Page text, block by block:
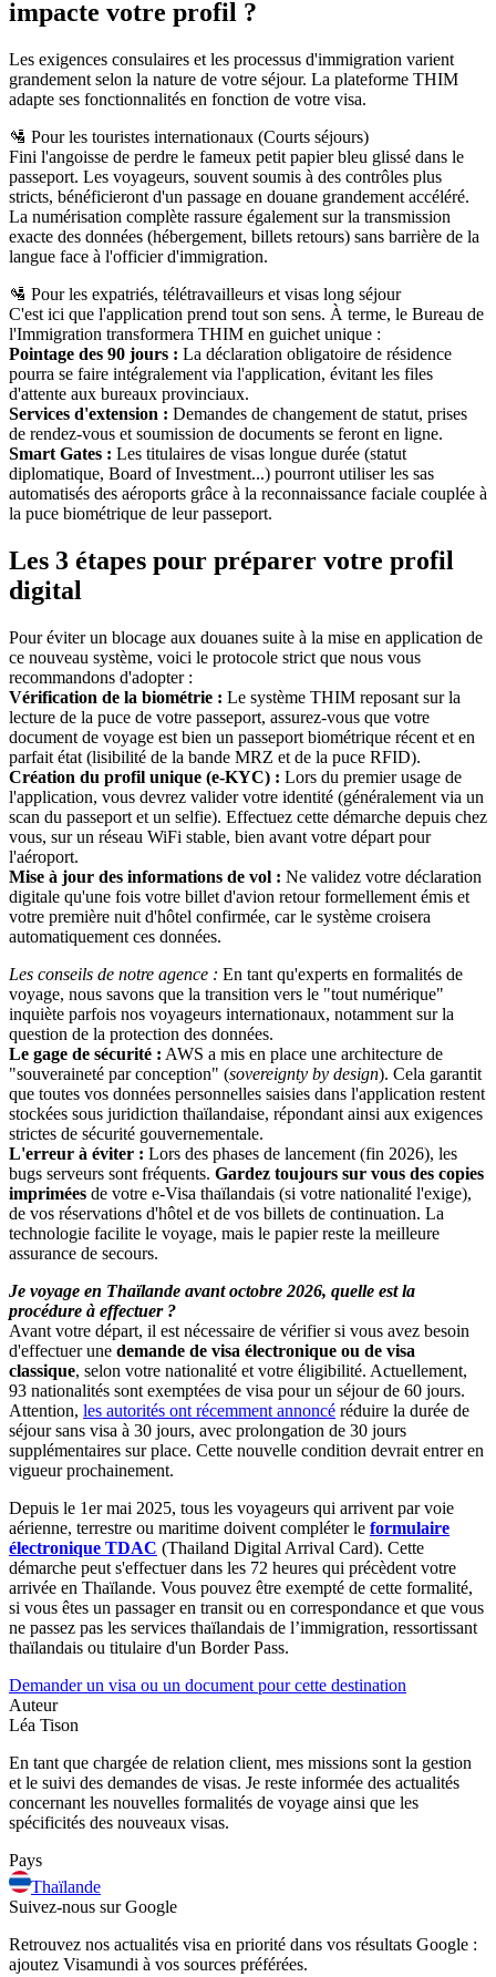
impacte votre profil ?
Les exigences consulaires et les processus d'immigration varient
grandement selon la nature de votre séjour. La plateforme THIM
adapte ses fonctionnalités en fonction de votre visa.
🛂 Pour les touristes internationaux (Courts séjours)
Fini l'angoisse de perdre le fameux petit papier bleu glissé dans le
passeport. Les voyageurs, souvent soumis à des contrôles plus
stricts, bénéficieront d'un passage en douane grandement accéléré.
La numérisation complète rassure également sur la transmission
exacte des données (hébergement, billets retours) sans barrière de la
langue face à l'officier d'immigration.
🛂 Pour les expatriés, télétravailleurs et visas long séjour
C'est ici que l'application prend tout son sens. À terme, le Bureau de
l'Immigration transformera THIM en guichet unique :
Pointage des 90 jours : La déclaration obligatoire de résidence
pourra se faire intégralement via l'application, évitant les files
d'attente aux bureaux provinciaux.
Services d'extension : Demandes de changement de statut, prises
de rendez-vous et soumission de documents se feront en ligne.
Smart Gates : Les titulaires de visas longue durée (statut
diplomatique, Board of Investment...) pourront utiliser les sas
automatisés des aéroports grâce à la reconnaissance faciale couplée à
la puce biométrique de leur passeport.
Les 3 étapes pour préparer votre profil
digital
Pour éviter un blocage aux douanes suite à la mise en application de
ce nouveau système, voici le protocole strict que nous vous
recommandons d'adopter :
Vérification de la biométrie : Le système THIM reposant sur la
lecture de la puce de votre passeport, assurez-vous que votre
document de voyage est bien un passeport biométrique récent et en
parfait état (lisibilité de la bande MRZ et de la puce RFID).
Création du profil unique (e-KYC) : Lors du premier usage de
l'application, vous devrez valider votre identité (généralement via un
scan du passeport et un selfie). Effectuez cette démarche depuis chez
vous, sur un réseau WiFi stable, bien avant votre départ pour
l'aéroport.
Mise à jour des informations de vol : Ne validez votre déclaration
digitale qu'une fois votre billet d'avion retour formellement émis et
votre première nuit d'hôtel confirmée, car le système croisera
automatiquement ces données.
Les conseils de notre agence : En tant qu'experts en formalités de
voyage, nous savons que la transition vers le "tout numérique"
inquiète parfois nos voyageurs internationaux, notamment sur la
question de la protection des données.
Le gage de sécurité : AWS a mis en place une architecture de
"souveraineté par conception" (sovereignty by design). Cela garantit
que toutes vos données personnelles saisies dans l'application restent
stockées sous juridiction thaïlandaise, répondant ainsi aux exigences
strictes de sécurité gouvernementale.
L'erreur à éviter : Lors des phases de lancement (fin 2026), les
bugs serveurs sont fréquents. Gardez toujours sur vous des copies
imprimées de votre e-Visa thaïlandais (si votre nationalité l'exige),
de vos réservations d'hôtel et de vos billets de continuation. La
technologie facilite le voyage, mais le papier reste la meilleure
assurance de secours.
Je voyage en Thaïlande avant octobre 2026, quelle est la
procédure à effectuer ?
Avant votre départ, il est nécessaire de vérifier si vous avez besoin
d'effectuer une demande de visa électronique ou de visa
classique, selon votre nationalité et votre éligibilité. Actuellement,
93 nationalités sont exemptées de visa pour un séjour de 60 jours.
Attention, les autorités ont récemment annoncé réduire la durée de
séjour sans visa à 30 jours, avec prolongation de 30 jours
supplémentaires sur place. Cette nouvelle condition devrait entrer en
vigueur prochainement.
Depuis le 1er mai 2025, tous les voyageurs qui arrivent par voie
aérienne, terrestre ou maritime doivent compléter le formulaire
électronique TDAC (Thailand Digital Arrival Card). Cette
démarche peut s'effectuer dans les 72 heures qui précèdent votre
arrivée en Thaïlande. Vous pouvez être exempté de cette formalité,
si vous êtes un passager en transit ou en correspondance et que vous
ne passez pas les services thaïlandais de l’immigration, ressortissant
thaïlandais ou titulaire d'un Border Pass.
Demander un visa ou un document pour cette destination
Auteur
Léa Tison
En tant que chargée de relation client, mes missions sont la gestion
et le suivi des demandes de visas. Je reste informée des actualités
concernant les nouvelles formalités de voyage ainsi que les
spécificités des nouveaux visas.
Pays
Thaïlande
Suivez-nous sur Google
Retrouvez nos actualités visa en priorité dans vos résultats Google :
ajoutez Visamundi à vos sources préférées.